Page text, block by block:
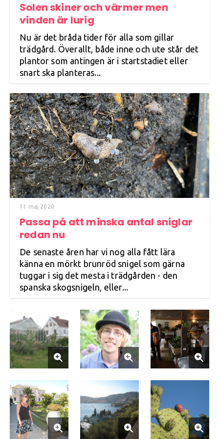
Solen skiner och värmer men
vinden är lurig
Nu är det bråda tider för alla som gillar
trädgård. Överallt, både inne och ute står det
plantor som antingen är i startstadiet eller
snart ska planteras...
11 maj 2020
Passa på att minska antal sniglar
redan nu
De senaste åren har vi nog alla fått lära
känna en mörkt brunröd snigel som gärna
tuggar i sig det mesta i trädgården - den
spanska skogsnigeln, eller...